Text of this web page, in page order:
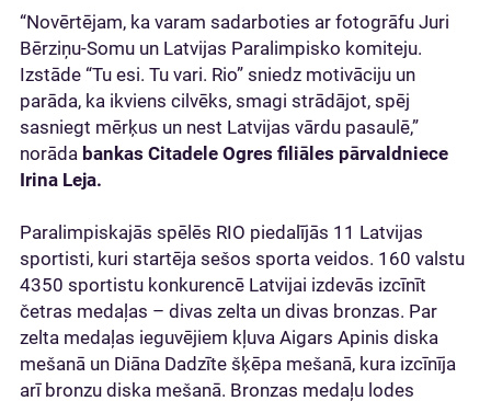
“Novērtējam, ka varam sadarboties ar fotogrāfu Juri
Bērziņu-Somu un Latvijas Paralimpisko komiteju.
Izstāde “Tu esi. Tu vari. Rio” sniedz motivāciju un
parāda, ka ikviens cilvēks, smagi strādājot, spēj
sasniegt mērķus un nest Latvijas vārdu pasaulē,”
norāda bankas Citadele Ogres filiāles pārvaldniece
Irina Leja.
Paralimpiskajās spēlēs RIO piedalījās 11 Latvijas
sportisti, kuri startēja sešos sporta veidos. 160 valstu
4350 sportistu konkurencē Latvijai izdevās izcīnīt
četras medaļas – divas zelta un divas bronzas. Par
zelta medaļas ieguvējiem kļuva Aigars Apinis diska
mešanā un Diāna Dadzīte šķēpa mešanā, kura izcīnīja
arī bronzu diska mešanā. Bronzas medaļu lodes